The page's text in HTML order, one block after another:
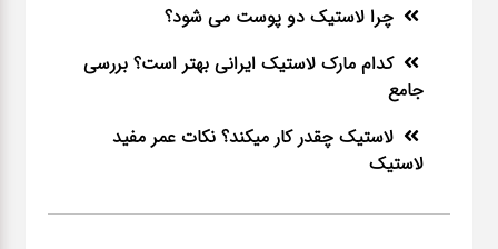
چرا لاستیک دو پوست می شود؟
کدام مارک لاستیک ایرانی بهتر است؟ بررسی
جامع
لاستیک چقدر کار میکند؟ نکات عمر مفید
لاستیک